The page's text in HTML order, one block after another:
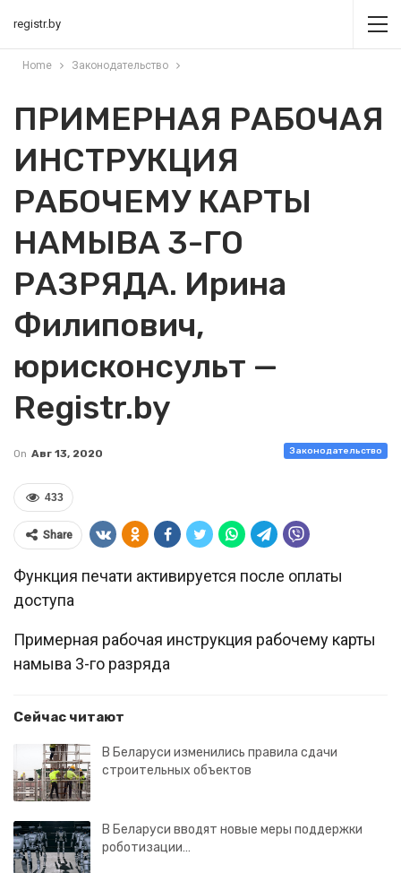
registr.by
Home Законодательство
ПРИМЕРНАЯ РАБОЧАЯ
ИНСТРУКЦИЯ
РАБОЧЕМУ КАРТЫ
НАМЫВА 3-ГО
РАЗРЯДА. Ирина
Филипович,
юрисконсульт —
Registr.by
Законодательство
On Авг 13, 2020
433
Share
Функция печати активируется после оплаты
доступа
Примерная рабочая инструкция рабочему карты
намыва 3-го разряда
Сейчас читают
В Беларуси изменились правила сдачи
строительных объектов
В Беларуси вводят новые меры поддержки
роботизации…